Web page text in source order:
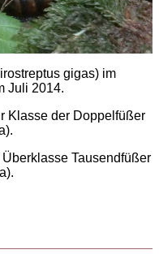
gigas) im
Juli 2014.
Klasse der Doppelfüßer
Tausendfüßer